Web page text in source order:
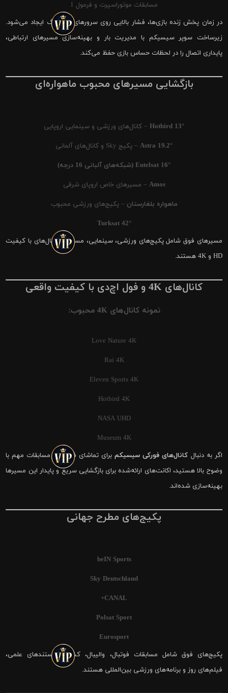
مسابقات موتوراسپرت و فرمول 1
در زمان پخش زنده بازی‌ها، فشار بالایی روی سرورهای شیرینگ ایجاد می‌شود.
زیرساخت سوپر سیسیکم با مدیریت بار و بهینه‌سازی مسیرهای ارتباطی،
پایداری اتصال را در لحظات حساس بازی حفظ می‌کند.
بازگشایی مسیرهای محبوب ماهواره‌ای
Hotbird 13° – کانال‌های ورزشی و سینمایی اروپایی
Astra 19.2° – پکیج Sky و کانال‌های آلمانی
Eutelsat 16° (شبکه‌های آلبانی 16 درجه)
Amos – مسیرهای خاص اروپای شرقی
ماهواره بلغارستان – پکیج‌های ورزشی محبوب
Turksat 42°
مسیرهای فوق شامل پکیج‌های ورزشی، سینمایی، مستند و کانال‌های با کیفیت
HD و 4K هستند.
کانال‌های 4K و فول اچ‌دی با کیفیت واقعی
نمونه کانال‌های 4K محبوب:
Love Nature 4K
Rai 4K
Eleven Sports 4K
Hotbird 4K
NASA UHD
Museum 4K
اگر به دنبال کانال‌های فورکی سیسیکمبرای تماشای فوتبال و مسابقات مهم با
وضوح بالا هستید، اکانت‌های ارائه‌شده برای بازگشایی سریع و پایدار این مسیرها
بهینه‌سازی شده‌اند.
پکیج‌های مطرح جهانی
beIN Sports
Sky Deutschland
CANAL+
Polsat Sport
Eurosport
پکیج‌های فوق شامل مسابقات فوتبال، والیبال، کشتی، مستندهای علمی،
فیلم‌های روز و برنامه‌های ورزشی بین‌المللی هستند.